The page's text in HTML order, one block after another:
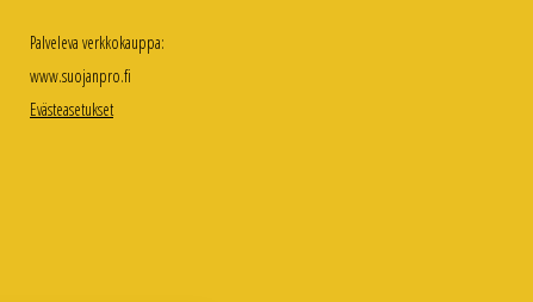
Palveleva verkkokauppa:
www.suojanpro.fi
Evästeasetukset